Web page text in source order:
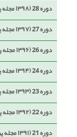
دوره 28 (۱۳۹۸ مجله پیام زن برای بانوان)
دوره 27 (۱۳۹۷ مجله پیام زن برای بانوان)
دوره 26 (۱۳۹۶ مجله پیام زن برای بانوان)
دوره 24 (۱۳۹۴ مجله پیام زن برای بانوان)
دوره 23 (۱۳۹۳ مجله پیام زن برای بانوان)
دوره 22 (۱۳۹۲ مجله پیام زن برای بانوان)
دوره 21 (۱۳۹۱ مجله پیام زن برای بانوان)